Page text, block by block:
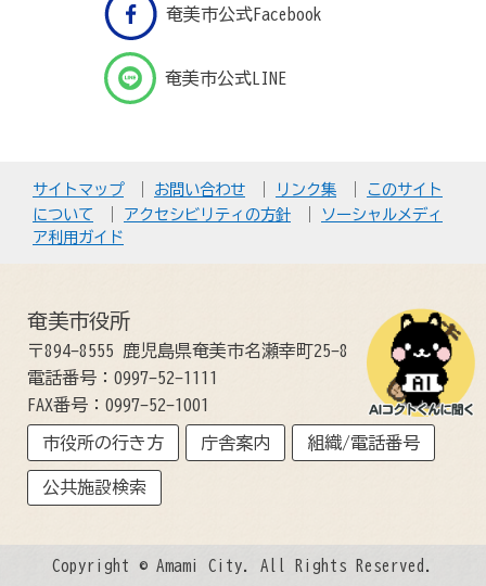
奄美市公式Facebook
奄美市公式LINE
サイトマップ お問い合わせ リンク集
このサイト
について
アクセシビリティの方針
ソーシャルメディ
ア利用ガイド
奄美市役所
〒894-8555 鹿児島県奄美市名瀬幸町25-8
電話番号：0997-52-1111
FAX番号：0997-52-1001
市役所の行き方 庁舎案内 組織/電話番号
公共施設検索
Copyright © Amami City. All Rights Reserved.